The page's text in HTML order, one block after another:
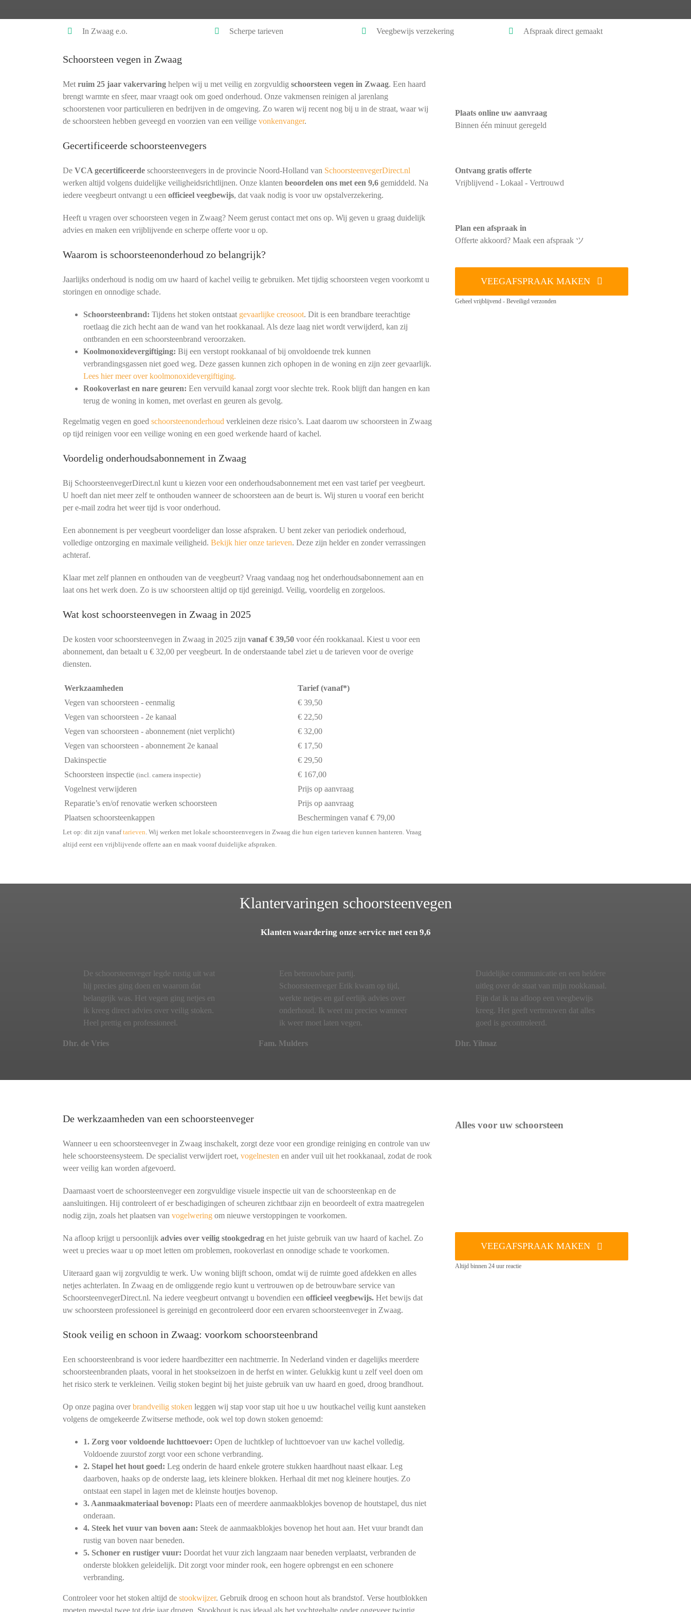
In Zwaag e.o. Scherpe tarieven Veegbewijs verzekering Afspraak direct gemaakt
Schoorsteen vegen in Zwaag
Met ruim 25 jaar vakervaringhelpen wij u met veilig en zorgvuldig schoorsteen vegen in Zwaag. Een haard
brengt warmte en sfeer, maar vraagt ook om goed onderhoud. Onze vakmensen reinigen al jarenlang
schoorstenen voor particulieren en bedrijven in de omgeving. Zo waren wij recent nog bij u in de straat, waar wij
de schoorsteen hebben geveegd en voorzien van een veilige vonkenvanger.
Gecertificeerde schoorsteenvegers
De VCA gecertificeerdeschoorsteenvegers in de provincie Noord-Holland van SchoorsteenvegerDirect.nl
werken altijd volgens duidelijke veiligheidsrichtlijnen. Onze klanten beoordelen ons met een 9,6gemiddeld. Na
iedere veegbeurt ontvangt u een officieel veegbewijs, dat vaak nodig is voor uw opstalverzekering.
Heeft u vragen over schoorsteen vegen in Zwaag? Neem gerust contact met ons op. Wij geven u graag duidelijk
advies en maken een vrijblijvende en scherpe offerte voor u op.
Waarom is schoorsteenonderhoud zo belangrijk?
Jaarlijks onderhoud is nodig om uw haard of kachel veilig te gebruiken. Met tijdig schoorsteen vegen voorkomt u
storingen en onnodige schade.
Schoorsteenbrand: Tijdens het stoken ontstaat gevaarlijke creosoot. Dit is een brandbare teerachtige
roetlaag die zich hecht aan de wand van het rookkanaal. Als deze laag niet wordt verwijderd, kan zij
ontbranden en een schoorsteenbrand veroorzaken.
Koolmonoxidevergiftiging: Bij een verstopt rookkanaal of bij onvoldoende trek kunnen
verbrandingsgassen niet goed weg. Deze gassen kunnen zich ophopen in de woning en zijn zeer gevaarlijk.
Lees hier meer over koolmonoxidevergiftiging.
Rookoverlast en nare geuren: Een vervuild kanaal zorgt voor slechte trek. Rook blijft dan hangen en kan
terug de woning in komen, met overlast en geuren als gevolg.
Regelmatig vegen en goed schoorsteenonderhoud verkleinen deze risico’s. Laat daarom uw schoorsteen in Zwaag
op tijd reinigen voor een veilige woning en een goed werkende haard of kachel.
Voordelig onderhoudsabonnement in Zwaag
Bij SchoorsteenvegerDirect.nl kunt u kiezen voor een onderhoudsabonnement met een vast tarief per veegbeurt.
U hoeft dan niet meer zelf te onthouden wanneer de schoorsteen aan de beurt is. Wij sturen u vooraf een bericht
per e-mail zodra het weer tijd is voor onderhoud.
Een abonnement is per veegbeurt voordeliger dan losse afspraken. U bent zeker van periodiek onderhoud,
volledige ontzorging en maximale veiligheid. Bekijk hier onze tarieven. Deze zijn helder en zonder verrassingen
achteraf.
Klaar met zelf plannen en onthouden van de veegbeurt? Vraag vandaag nog het onderhoudsabonnement aan en
laat ons het werk doen. Zo is uw schoorsteen altijd op tijd gereinigd. Veilig, voordelig en zorgeloos.
Wat kost schoorsteenvegen in Zwaag in 2025
De kosten voor schoorsteenvegen in Zwaag in 2025 zijn vanaf € 39,50voor één rookkanaal. Kiest u voor een
abonnement, dan betaalt u € 32,00 per veegbeurt. In de onderstaande tabel ziet u de tarieven voor de overige
diensten.
Werkzaamheden
Tarief (vanaf*)
Vegen van schoorsteen - eenmalig
€ 39,50
Vegen van schoorsteen - 2e kanaal
€ 22,50
Vegen van schoorsteen - abonnement (niet verplicht)
€ 32,00
Vegen van schoorsteen - abonnement 2e kanaal
€ 17,50
Dakinspectie
€ 29,50
Schoorsteen inspectie (incl. camera inspectie)
€ 167,00
Vogelnest verwijderen
Prijs op aanvraag
Reparatie’s en/of renovatie werken schoorsteen
Prijs op aanvraag
Plaatsen schoorsteenkappen
Beschermingen vanaf € 79,00
Let op: dit zijn vanaftarieven . Wij werken met lokale schoorsteenvegers in Zwaag die hun eigen tarieven kunnen hanteren. Vraag
altijd eerst een vrijblijvende offerte aan en maak vooraf duidelijke afspraken.
Plaats online uw aanvraag
Binnen één minuut geregeld
Ontvang gratis offerte
Vrijblijvend - Lokaal - Vertrouwd
Plan een afspraak in
Offerte akkoord? Maak een afspraak ツ
VEEGAFSPRAAK MAKEN
Geheel vrijblijvend - Beveiligd verzonden
Klantervaringen schoorsteenvegen
Klanten waardering onze service met een 9,6
De schoorsteenveger legde rustig uit wat
hij precies ging doen en waarom dat
belangrijk was. Het vegen ging netjes en
ik kreeg direct advies over veilig stoken.
Heel prettig en professioneel.
Dhr. de Vries
Een betrouwbare partij.
Schoorsteenveger Erik kwam op tijd,
werkte netjes en gaf eerlijk advies over
onderhoud. Ik weet nu precies wanneer
ik weer moet laten vegen.
Fam. Mulders
Duidelijke communicatie en een heldere
uitleg over de staat van mijn rookkanaal.
Fijn dat ik na afloop een veegbewijs
kreeg. Het geeft vertrouwen dat alles
goed is gecontroleerd.
Dhr. Yilmaz
De werkzaamheden van een schoorsteenveger
Wanneer u een schoorsteenveger in Zwaag inschakelt, zorgt deze voor een grondige reiniging en controle van uw
hele schoorsteensysteem. De specialist verwijdert roet, vogelnesten en ander vuil uit het rookkanaal, zodat de rook
weer veilig kan worden afgevoerd.
Daarnaast voert de schoorsteenveger een zorgvuldige visuele inspectie uit van de schoorsteenkap en de
aansluitingen. Hij controleert of er beschadigingen of scheuren zichtbaar zijn en beoordeelt of extra maatregelen
nodig zijn, zoals het plaatsen van vogelweringom nieuwe verstoppingen te voorkomen.
Na afloop krijgt u persoonlijk advies over veilig stookgedragen het juiste gebruik van uw haard of kachel. Zo
weet u precies waar u op moet letten om problemen, rookoverlast en onnodige schade te voorkomen.
Uiteraard gaan wij zorgvuldig te werk. Uw woning blijft schoon, omdat wij de ruimte goed afdekken en alles
netjes achterlaten. In Zwaag en de omliggende regio kunt u vertrouwen op de betrouwbare service van
SchoorsteenvegerDirect.nl. Na iedere veegbeurt ontvangt u bovendien een officieel veegbewijs. Het bewijs dat
uw schoorsteen professioneel is gereinigd en gecontroleerd door een ervaren schoorsteenveger in Zwaag.
Stook veilig en schoon in Zwaag: voorkom schoorsteenbrand
Een schoorsteenbrand is voor iedere haardbezitter een nachtmerrie. In Nederland vinden er dagelijks meerdere
schoorsteenbranden plaats, vooral in het stookseizoen in de herfst en winter. Gelukkig kunt u zelf veel doen om
het risico sterk te verkleinen. Veilig stoken begint bij het juiste gebruik van uw haard en goed, droog brandhout.
Op onze pagina overbrandveilig stoken leggen wij stap voor stap uit hoe u uw houtkachel veilig kunt aansteken
volgens de omgekeerde Zwitserse methode, ook wel top down stoken genoemd:
1. Zorg voor voldoende luchttoevoer: Open de luchtklep of luchttoevoer van uw kachel volledig.
Voldoende zuurstof zorgt voor een schone verbranding.
2. Stapel het hout goed: Leg onderin de haard enkele grotere stukken haardhout naast elkaar. Leg
daarboven, haaks op de onderste laag, iets kleinere blokken. Herhaal dit met nog kleinere houtjes. Zo
ontstaat een stapel in lagen met de kleinste houtjes bovenop.
3. Aanmaakmateriaal bovenop: Plaats een of meerdere aanmaakblokjes bovenop de houtstapel, dus niet
onderaan.
4. Steek het vuur van boven aan: Steek de aanmaakblokjes bovenop het hout aan. Het vuur brandt dan
rustig van boven naar beneden.
5. Schoner en rustiger vuur: Doordat het vuur zich langzaam naar beneden verplaatst, verbranden de
onderste blokken geleidelijk. Dit zorgt voor minder rook, een hogere opbrengst en een schonere
verbranding.
Controleer voor het stoken altijd de stookwijzer. Gebruik droog en schoon hout als brandstof. Verse houtblokken
moeten meestal twee tot drie jaar drogen. Stookhout is pas ideaal als het vochtgehalte onder ongeveer twintig
Alles voor uw schoorsteen
VEEGAFSPRAAK MAKEN
Altijd binnen 24 uur reactie